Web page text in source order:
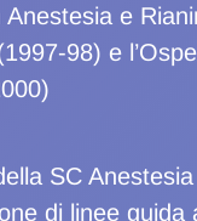
e
98) e
SC
di linee